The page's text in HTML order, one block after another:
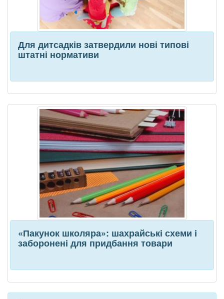
Для дитсадків затвердили нові типові
штатні нормативи
«Пакунок школяра»: шахрайські схеми і
заборонені для придбання товари